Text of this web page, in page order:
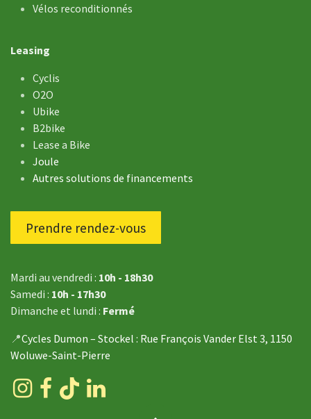
Vélos reconditionnés
Leasing
Cyclis
O2O
Ubike
B2bike
Lease a Bike
Joule
Autres solutions de financements
Prendre rendez-vous
Mardi au vendredi : 10h - 18h30
Samedi : 10h - 17h30
Dimanche et lundi : Fermé
📍Cycles Dumon – Stockel : Rue François Vander Elst 3, 1150
Woluwe-Saint-Pierre